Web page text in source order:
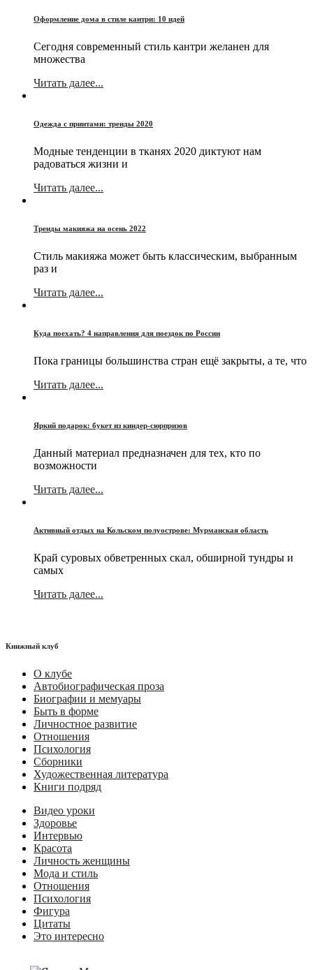
Оформление дома в стиле кантри: 10 идей
Сегодня современный стиль кантри желанен для
множества
Читать далее...
Одежда с принтами: тренды 2020
Модные тенденции в тканях 2020 диктуют нам
радоваться жизни и
Читать далее...
Тренды макияжа на осень 2022
Стиль макияжа может быть классическим, выбранным
раз и
Читать далее...
Куда поехать? 4 направления для поездок по России
Пока границы большинства стран ещё закрыты, а те, что
Читать далее...
Яркий подарок: букет из киндер-сюрпризов
Данный материал предназначен для тех, кто по
возможности
Читать далее...
Активный отдых на Кольском полуострове: Мурманская область
Край суровых обветренных скал, обширной тундры и
самых
Читать далее...
Книжный клуб
О клубе
Автобиографическая проза
Биографии и мемуары
Быть в форме
Личностное развитие
Отношения
Психология
Сборники
Художественная литература
Книги подряд
Видео уроки
Здоровье
Интервью
Красота
Личность женщины
Мода и стиль
Отношения
Психология
Фигура
Цитаты
Это интересно